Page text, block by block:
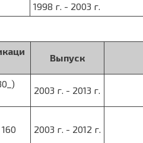
1998 г. - 2003 г.
Выпуск
2003 г. - 2013 г.
2003 г. - 2012 г.